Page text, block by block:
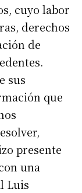
cuyo labor
derechos
de
sus
que
presente
una
Luis